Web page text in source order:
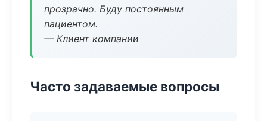
прозрачно. Буду постоянным
пациентом.
— Клиент компании
Часто задаваемые вопросы